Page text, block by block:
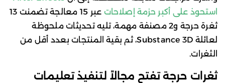
استحوذ على أكبر حزمة إصلاحات
عبر 15 معالجة تضمنت 13
ثغرة حرجة و2 مصنفة مهمة، تليه تحديثات ملحوظة
لعائلة Substance 3D، ثم بقية المنتجات بعدد أقل من
الثغرات.
ثغرات حرجة تفتح مجالاً لتنفيذ تعليمات